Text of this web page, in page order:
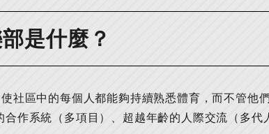
是什麼？
社區中的每個人都能夠持續熟悉體育，而不管他
作系統（多項目）、超越年齡的人際交流（多代